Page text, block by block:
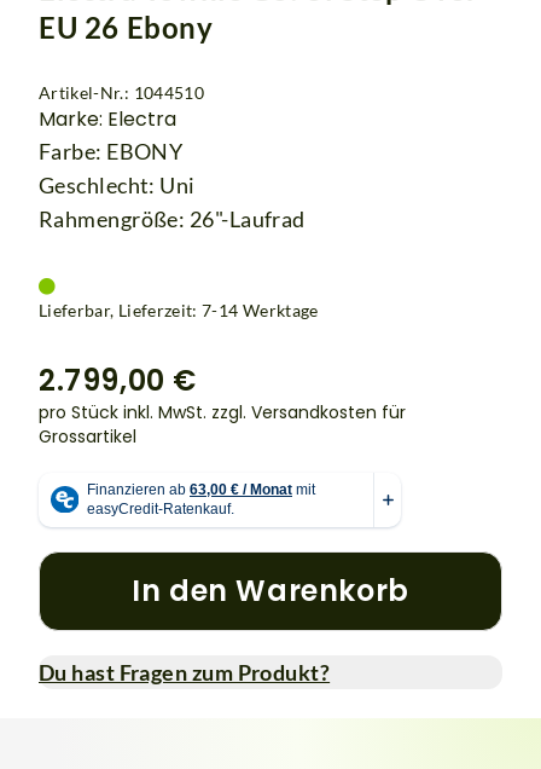
EU 26 Ebony
Artikel-Nr.: 1044510
Marke: Electra
Farbe: EBONY
Geschlecht: Uni
Rahmengröße: 26"-Laufrad
Lieferbar, Lieferzeit: 7-14 Werktage
2.799,00 €
pro Stück inkl. MwSt. zzgl. Versandkosten für
Grossartikel
In den Warenkorb
Du hast Fragen zum Produkt?